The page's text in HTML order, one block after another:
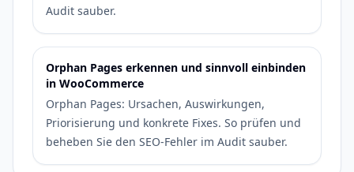
Audit sauber.
Orphan Pages erkennen und sinnvoll einbinden
in WooCommerce
Orphan Pages: Ursachen, Auswirkungen,
Priorisierung und konkrete Fixes. So prüfen und
beheben Sie den SEO-Fehler im Audit sauber.